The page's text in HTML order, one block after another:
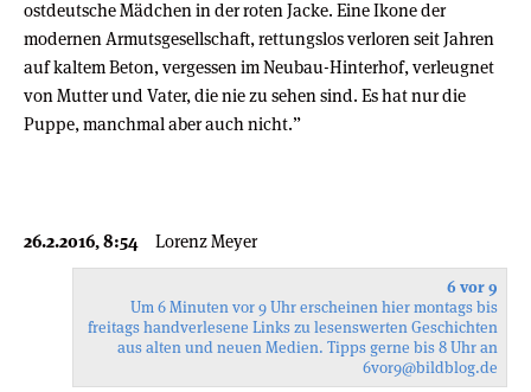
ostdeutsche Mädchen in der roten Jacke. Eine Ikone der
modernen Armutsgesellschaft, rettungslos verloren seit Jahren
auf kaltem Beton, vergessen im Neubau-Hinterhof, verleugnet
von Mutter und Vater, die nie zu sehen sind. Es hat nur die
Puppe, manchmal aber auch nicht.”
26.2.2016, 8:54 Lorenz Meyer
6 vor 9
Um 6 Minuten vor 9 Uhr erscheinen hier montags bis
freitags handverlesene Links zu lesenswerten Geschichten
aus alten und neuen Medien. Tipps gerne bis 8 Uhr an
6vor9@bildblog.de